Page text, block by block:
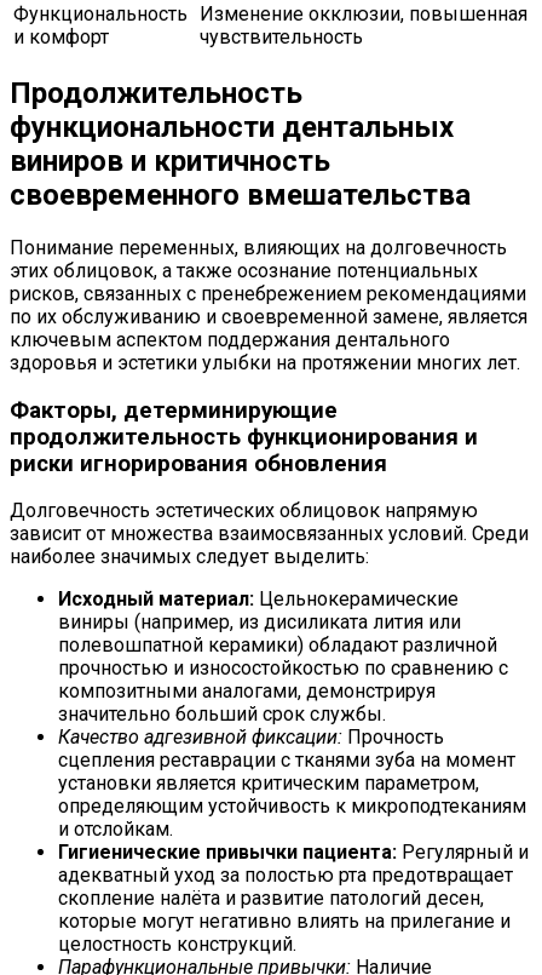
Функциональность
и комфорт
Изменение окклюзии, повышенная
чувствительность
Продолжительность
функциональности дентальных
виниров и критичность
своевременного вмешательства
Понимание переменных, влияющих на долговечность
этих облицовок, а также осознание потенциальных
рисков, связанных с пренебрежением рекомендациями
по их обслуживанию и своевременной замене, является
ключевым аспектом поддержания дентального
здоровья и эстетики улыбки на протяжении многих лет.
Факторы, детерминирующие
продолжительность функционирования и
риски игнорирования обновления
Долговечность эстетических облицовок напрямую
зависит от множества взаимосвязанных условий. Среди
наиболее значимых следует выделить:
Исходный материал: Цельнокерамические
виниры (например, из дисиликата лития или
полевошпатной керамики) обладают различной
прочностью и износостойкостью по сравнению с
композитными аналогами, демонстрируя
значительно больший срок службы.
Качество адгезивной фиксации: Прочность
сцепления реставрации с тканями зуба на момент
установки является критическим параметром,
определяющим устойчивость к микроподтеканиям
и отслойкам.
Гигиенические привычки пациента: Регулярный и
адекватный уход за полостью рта предотвращает
скопление налёта и развитие патологий десен,
которые могут негативно влиять на прилегание и
целостность конструкций.
Парафункциональные привычки: Наличие